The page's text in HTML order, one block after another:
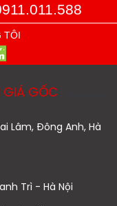
TÔI
GIÁ GỐC
Lâm, Đông Anh, Hà
Trì - Hà Nội